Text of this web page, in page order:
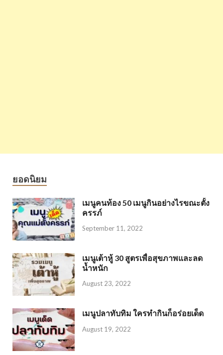
ยอดนิยม
เมนูคนท้อง 50 เมนูกินอย่างไรขณะตั้ง
ครรภ์
September 11, 2022
เมนูเต้าหู้ 30 สูตรเพื่อสุขภาพและลด
น้ำหนัก
August 23, 2022
เมนูปลาทับทิม ใครทำกินก็อร่อยเด็ด
August 19, 2022